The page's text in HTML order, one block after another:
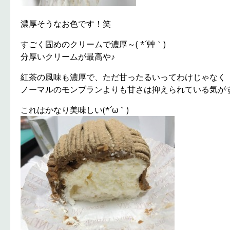
濃厚そうなお色です！笑
すごく固めのクリームで濃厚～( *´艸｀)
分厚いクリームが最高や♪
紅茶の風味も濃厚で、ただ甘ったるいってわけじゃなく
ノーマルのモンブランよりも甘さは抑えられている気が
これはかなり美味しい(*´ω｀)